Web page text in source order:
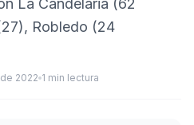
La Candelaria (62
Robledo (24
2022 1 min lectura